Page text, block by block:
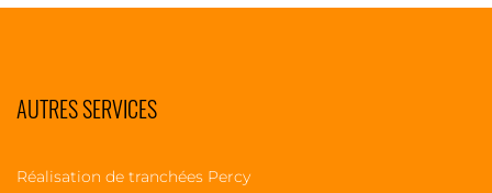
AUTRES SERVICES
Réalisation de tranchées Percy